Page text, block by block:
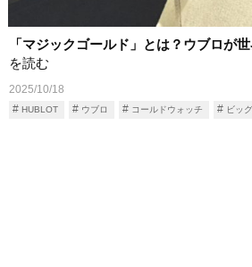
「マジックゴールド」とは？ウブロが
を読む
2025/10/18
HUBLOT ウブロ コールドウォッチ ビッ